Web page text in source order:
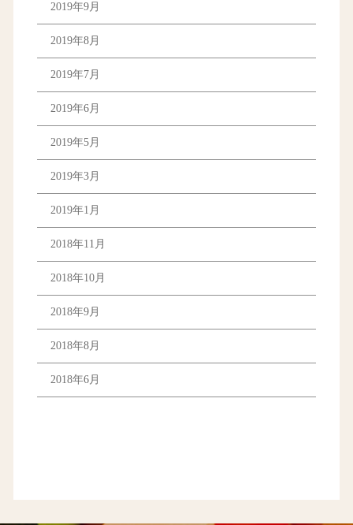
2019年9月
2019年8月
2019年7月
2019年6月
2019年5月
2019年3月
2019年1月
2018年11月
2018年10月
2018年9月
2018年8月
2018年6月